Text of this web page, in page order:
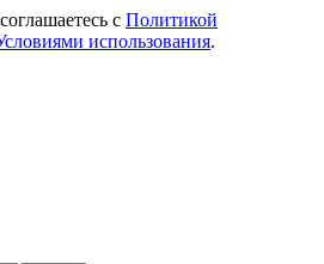
с Политикой
использования.